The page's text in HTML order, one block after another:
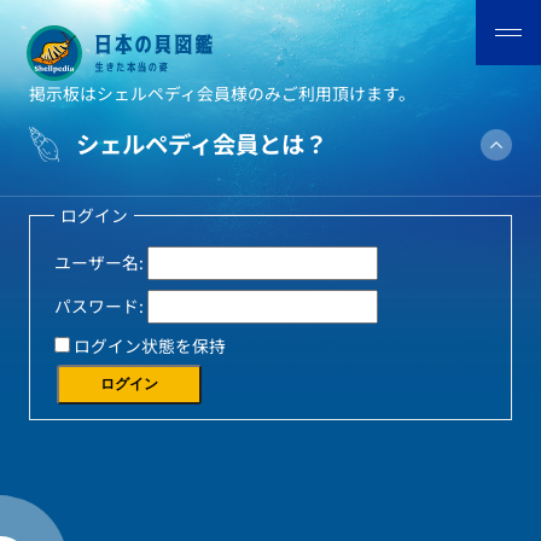
掲示板はシェルペディ会員様のみご利用頂けます。
シェルペディ会員とは？
ログイン
ユーザー名:
パスワード:
ログイン状態を保持
ログイン